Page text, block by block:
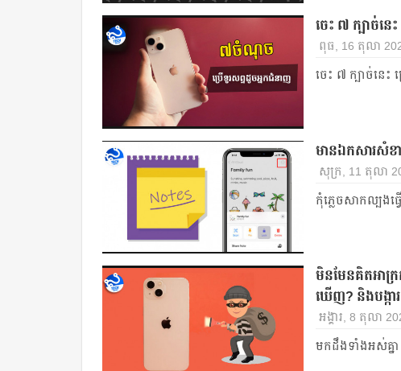
ចេះ ៧ ក្បាច់នេ
ពុធ, 16 តុលា
ចេះ ៧ ក្បាច់នេះ
មានឯកសារសំខ
សុក្រ, 11 តុលា
កុំភ្លេចសាកល្បងធ្វ
មិនមែនគិតអាក្រ
ឃើញ? និងបង្កា
អង្គារ, 8 តុលា
មកដឹងទាំងអស់គ្នា